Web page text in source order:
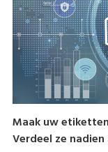
Maak uw
Verdeel ze